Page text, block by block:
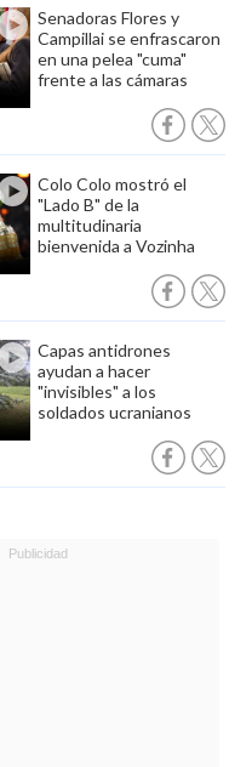
Senadoras Flores y
Campillai se enfrascaron
en una pelea "cuma"
frente a las cámaras
Colo Colo mostró el
"Lado B" de la
multitudinaria
bienvenida a Vozinha
Capas antidrones
ayudan a hacer
"invisibles" a los
soldados ucranianos